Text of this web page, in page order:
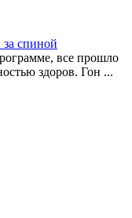
спиной
все прошло
здоров. Гон ...